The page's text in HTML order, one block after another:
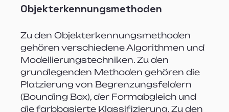
Objekterkennungsmethoden
Zu den Objekterkennungsmethoden
gehören verschiedene Algorithmen und
Modellierungstechniken. Zu den
grundlegenden Methoden gehören die
Platzierung von Begrenzungsfeldern
(Bounding Box), der Formabgleich und
die farbbasierte Klassifizierung. Zu den